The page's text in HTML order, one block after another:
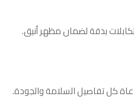
بدقة لضمان مظهر أنيق.
كل تفاصيل السلامة والجودة.